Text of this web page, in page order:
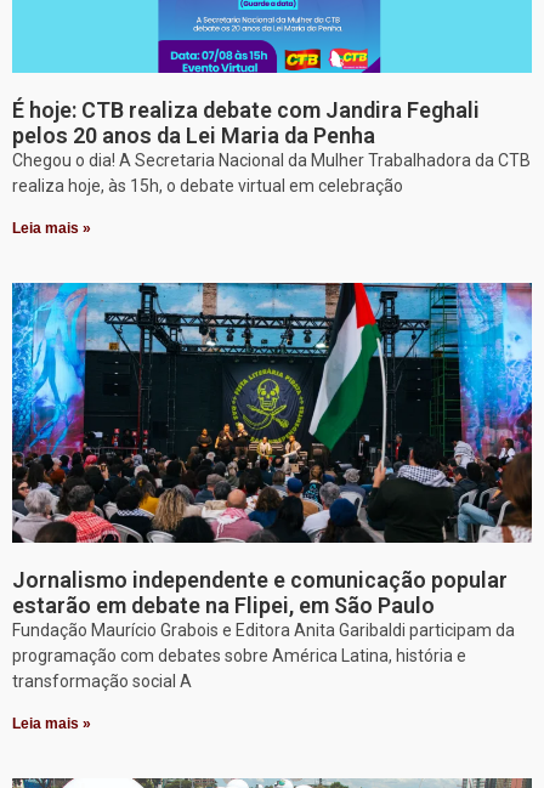
É hoje: CTB realiza debate com Jandira Feghali
pelos 20 anos da Lei Maria da Penha
Chegou o dia! A Secretaria Nacional da Mulher Trabalhadora da CTB
realiza hoje, às 15h, o debate virtual em celebração
Leia mais »
Jornalismo independente e comunicação popular
estarão em debate na Flipei, em São Paulo
Fundação Maurício Grabois e Editora Anita Garibaldi participam da
programação com debates sobre América Latina, história e
transformação social A
Leia mais »